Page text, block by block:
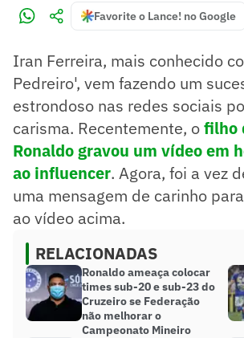
Favorite o Lance! no Google
Iran Ferreira, mais conhecido
Pedreiro', vem fazendo um
estrondoso nas redes sociais
carisma. Recentemente, ofilho
Ronaldo gravou um vídeo em
ao influencer. Agora, foi a vez
uma mensagem de carinho
ao vídeo acima.
RELACIONADAS
Ronaldo ameaça colocar
times sub-20 e sub-23 do
Cruzeiro se Federação
não melhorar o
Campeonato Mineiro